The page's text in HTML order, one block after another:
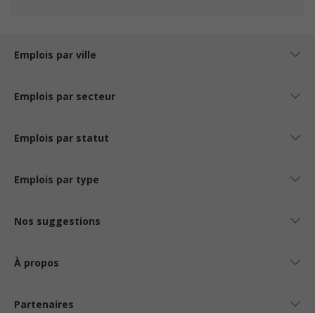
Emplois par ville
Emplois par secteur
Emplois par statut
Emplois par type
Nos suggestions
À propos
Partenaires